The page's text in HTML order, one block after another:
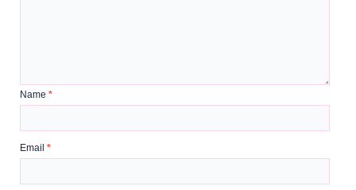
Name*
Email*